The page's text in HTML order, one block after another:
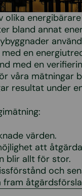
olika
bland annat
en
med en
våra mätningar
resultat under
värden.
att
blir allt för stor.
och